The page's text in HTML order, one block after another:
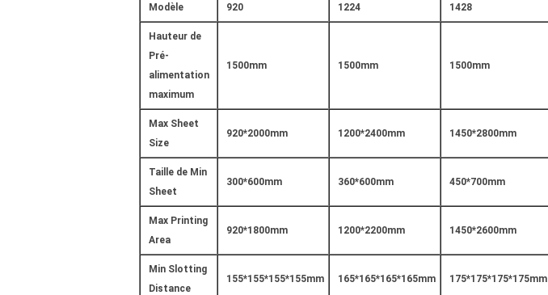
Modèle 920 1224 1428
Hauteur de
Pré-
alimentation
maximum
1500mm 1500mm 1500mm
Max Sheet
Size
920*2000mm 1200*2400mm 1450*2800mm
Taille de Min
Sheet
300*600mm 360*600mm 450*700mm
Max Printing
Area
920*1800mm 1200*2200mm 1450*2600mm
Min Slotting
Distance
155*155*155*155mm 165*165*165*165mm 175*175*175*175mm